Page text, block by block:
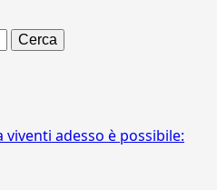
adesso è possibile: